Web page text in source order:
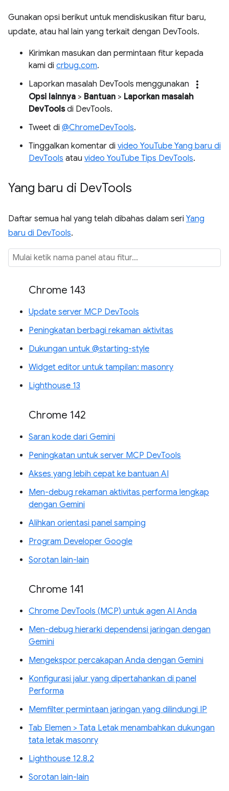
Gunakan opsi berikut untuk mendiskusikan fitur baru,
update, atau hal lain yang terkait dengan DevTools.
Kirimkan masukan dan permintaan fitur kepada
kami di crbug.com.
Laporkan masalah DevTools menggunakan
more_vert
Opsi lainnya > Bantuan > Laporkan masalah
DevToolsdi DevTools.
Tweet di @ChromeDevTools.
Tinggalkan komentar di video YouTube Yang baru di
DevTools atau video YouTube Tips DevTools.
Yang baru di DevTools
Daftar semua hal yang telah dibahas dalam seri Yang
baru di DevTools.
Chrome 143
Update server MCP DevTools
Peningkatan berbagi rekaman aktivitas
Dukungan untuk @starting-style
Widget editor untuk tampilan: masonry
Lighthouse 13
Chrome 142
Saran kode dari Gemini
Peningkatan untuk server MCP DevTools
Akses yang lebih cepat ke bantuan AI
Men-debug rekaman aktivitas performa lengkap
dengan Gemini
Alihkan orientasi panel samping
Program Developer Google
Sorotan lain-lain
Chrome 141
Chrome DevTools (MCP) untuk agen AI Anda
Men-debug hierarki dependensi jaringan dengan
Gemini
Mengekspor percakapan Anda dengan Gemini
Konfigurasi jalur yang dipertahankan di panel
Performa
Memfilter permintaan jaringan yang dilindungi IP
Tab Elemen > Tata Letak menambahkan dukungan
tata letak masonry
Lighthouse 12.8.2
Sorotan lain-lain